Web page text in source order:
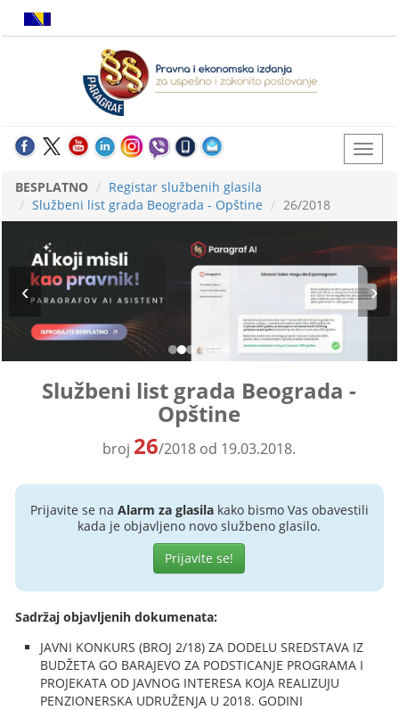
BESPLATNO
Registar službenih glasila
Službeni list grada Beograda - Opštine
26/2018
Službeni list grada Beograda -
Opštine
broj 26/2018 od 19.03.2018.
Prijavite se na Alarm za glasilakako bismo Vas obavestili
kada je objavljeno novo službeno glasilo.
Prijavite se!
Sadržaj objavljenih dokumenata:
JAVNI KONKURS (BROJ 2/18) ZA DODELU SREDSTAVA IZ
BUDŽETA GO BARAJEVO ZA PODSTICANJE PROGRAMA I
PROJEKATA OD JAVNOG INTERESA KOJA REALIZUJU
PENZIONERSKA UDRUŽENJA U 2018. GODINI